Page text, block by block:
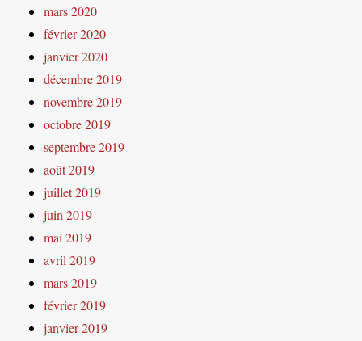
mars 2020
février 2020
janvier 2020
décembre 2019
novembre 2019
octobre 2019
septembre 2019
août 2019
juillet 2019
juin 2019
mai 2019
avril 2019
mars 2019
février 2019
janvier 2019